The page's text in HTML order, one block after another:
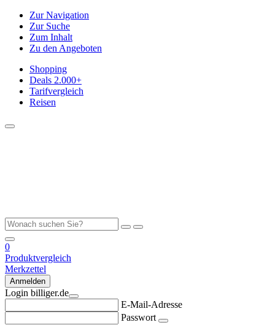
Zur Navigation
Zur Suche
Zum Inhalt
Zu den Angeboten
Shopping
Deals 2.000+
Tarifvergleich
Reisen
0
Produktvergleich
Merkzettel
Anmelden
Login billiger.de
E-Mail-Adresse
Passwort